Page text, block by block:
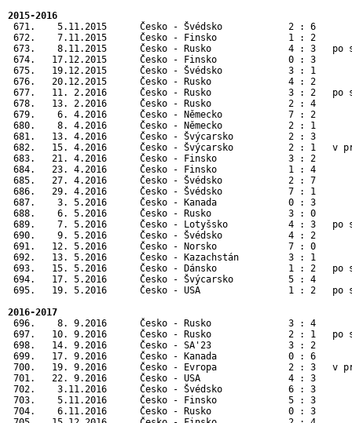
2015-2016
671.    5.11.2015      Česko - Švédsko            2 : 6
672.    7.11.2015      Česko - Finsko             1 : 2
673.    8.11.2015      Česko - Rusko              4 : 3   po
674.   17.12.2015      Česko - Finsko             0 : 3
675.   19.12.2015      Česko - Švédsko            3 : 1
676.   20.12.2015      Česko - Rusko              4 : 2
677.   11. 2.2016      Česko - Rusko              3 : 2   po
678.   13. 2.2016      Česko - Rusko              2 : 4
679.    6. 4.2016      Česko - Německo            7 : 2
680.    8. 4.2016      Česko - Německo            2 : 1
681.   13. 4.2016      Česko - Švýcarsko          2 : 3
682.   15. 4.2016      Česko - Švýcarsko          2 : 1   v
683.   21. 4.2016      Česko - Finsko             3 : 2
684.   23. 4.2016      Česko - Finsko             1 : 4
685.   27. 4.2016      Česko - Švédsko            2 : 7
686.   29. 4.2016      Česko - Švédsko            7 : 1
687.    3. 5.2016      Česko - Kanada             0 : 3
688.    6. 5.2016      Česko - Rusko
689.    7. 5.2016      Česko - Lotyšsko           4 : 3
690.    9. 5.2016      Česko - Švédsko
691.   12. 5.2016      Česko - Norsko
692.   13. 5.2016      Česko - Kazachstán
693.   15. 5.2016      Česko - Dánsko             1 : 2
694.   17. 5.2016      Česko - Švýcarsko
695.   19. 5.2016      Česko - USA                1 : 2
2016-2017
696.    8. 9.2016      Česko - Rusko              3 : 4
697.   10. 9.2016      Česko - Rusko              2 : 1   po
698.   14. 9.2016      Česko - SA'23              3 : 2
699.   17. 9.2016      Česko - Kanada
700.   19. 9.2016      Česko - Evropa             2 : 3
701.   22. 9.2016      Česko - USA
702.    3.11.2016      Česko - Švédsko            6 : 3
703.    5.11.2016      Česko - Finsko             5 : 3
704.    6.11.2016      Česko - Rusko              0 : 3